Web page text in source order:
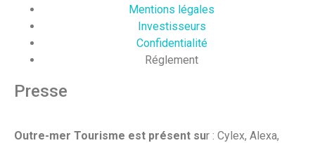
Mentions légales
Investisseurs
Confidentialité
Réglement
Presse
Outre-mer Tourisme est présent sur : Cylex, Alexa,